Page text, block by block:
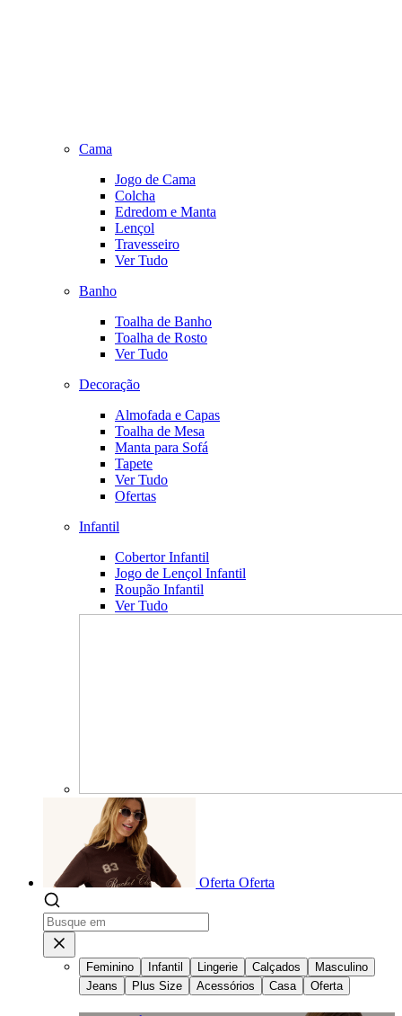
Cama
Jogo de Cama
Colcha
Edredom e Manta
Lençol
Travesseiro
Ver Tudo
Banho
Toalha de Banho
Toalha de Rosto
Ver Tudo
Decoração
Almofada e Capas
Toalha de Mesa
Manta para Sofá
Tapete
Ver Tudo
Ofertas
Infantil
Cobertor Infantil
Jogo de Lençol Infantil
Roupão Infantil
Ver Tudo
Oferta Oferta
Feminino Infantil Lingerie Calçados
Masculino
Jeans
Plus Size Acessórios Casa Oferta